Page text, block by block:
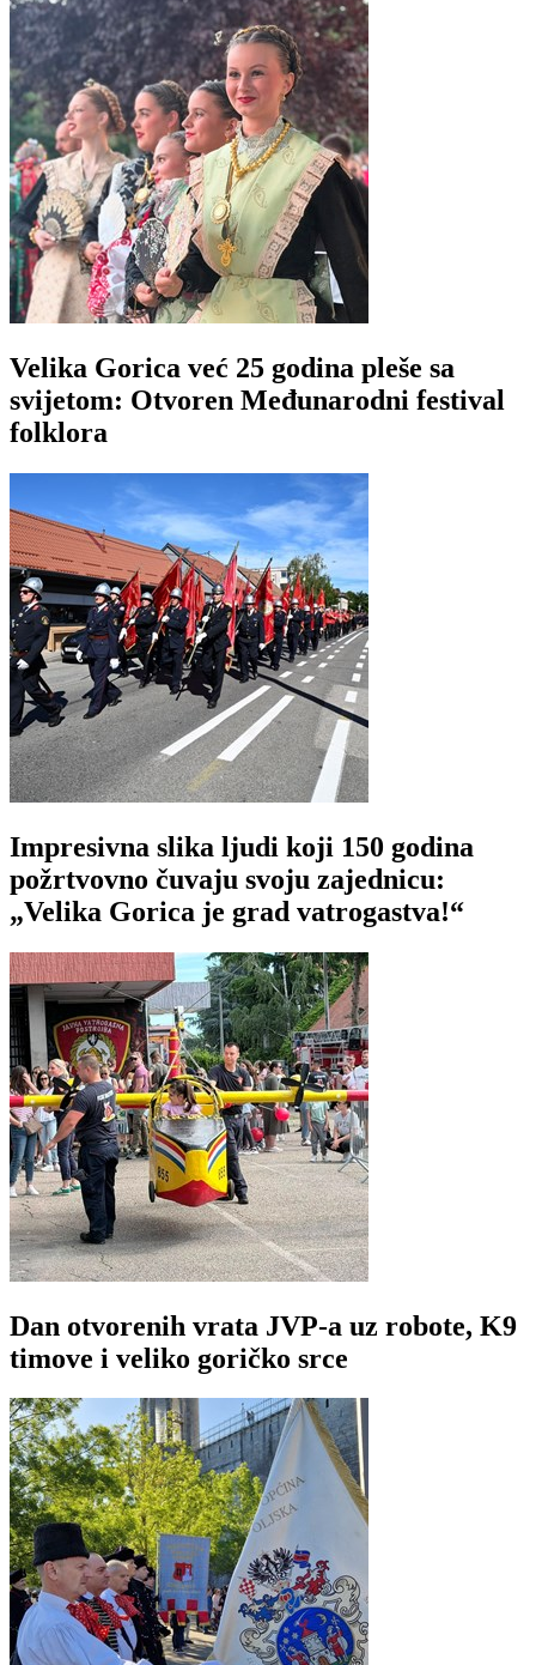
Velika Gorica već 25 godina pleše sa
svijetom: Otvoren Međunarodni festival
folklora
Impresivna slika ljudi koji 150 godina
požrtvovno čuvaju svoju zajednicu:
„Velika Gorica je grad vatrogastva!“
Dan otvorenih vrata JVP-a uz robote, K9
timove i veliko goričko srce